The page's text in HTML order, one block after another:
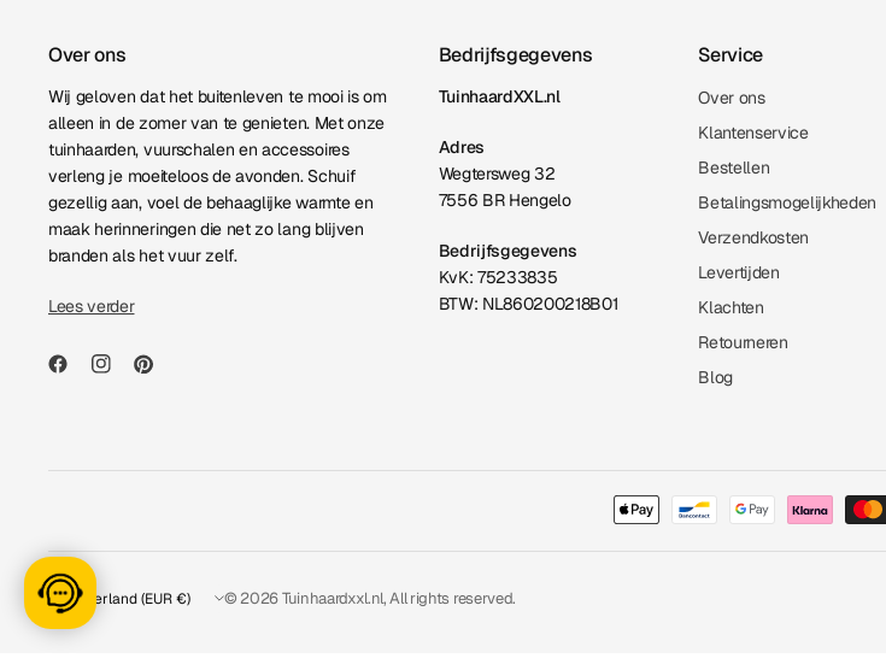
Over ons
Wij geloven dat het buitenleven te mooi is om
alleen in de zomer van te genieten. Met onze
tuinhaarden, vuurschalen en accessoires
verleng je moeiteloos de avonden. Schuif
gezellig aan, voel de behaaglijke warmte en
maak herinneringen die net zo lang blijven
branden als het vuur zelf.
Lees verder
Bedrijfsgegevens
TuinhaardXXL.nl
Adres
Wegtersweg 32
7556 BR Hengelo
Bedrijfsgegevens
KvK: 75233835
BTW: NL860200218B01
Service
Over ons
Klantenservice
Bestellen
Betalingsmogelijkheden
Verzendkosten
Levertijden
Klachten
Retourneren
Blog
Land/regio
bijwerken
© 2026 Tuinhaardxxl.nl, All rights reserved.